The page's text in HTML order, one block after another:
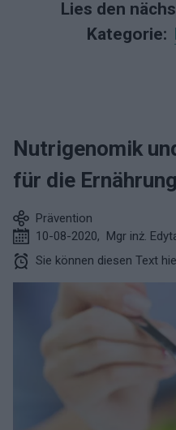
Lies den
Kategorie:
Nutrigenomik
für die Ernährung
Prävention
10-08-2020, Mgr inż.
Sie können diesen Text